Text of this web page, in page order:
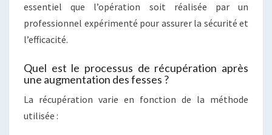
essentiel que l’opération soit réalisée par un
professionnel expérimenté pour assurer la sécurité et
l’efficacité.
Quel est le processus de récupération après
une augmentation des fesses ?
La récupération varie en fonction de la méthode
utilisée :